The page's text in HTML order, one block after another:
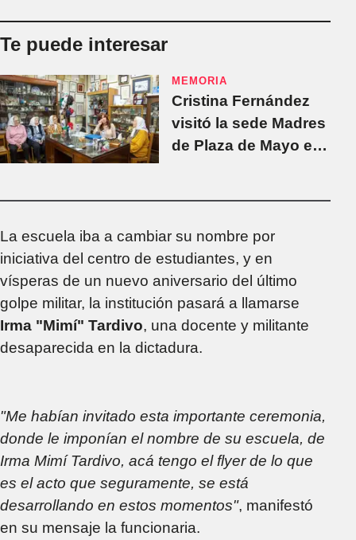
Te puede interesar
MEMORIA
Cristina Fernández
visitó la sede Madres
de Plaza de Mayo en
La escuela iba a cambiar su nombre por
iniciativa del centro de estudiantes, y en
vísperas de un nuevo aniversario del último
golpe militar, la institución pasará a llamarse
Irma "Mimí" Tardivo, una docente y militante
desaparecida en la dictadura.
"Me habían invitado esta importante ceremonia,
donde le imponían el nombre de su escuela, de
Irma Mimí Tardivo, acá tengo el flyer de lo que
es el acto que seguramente, se está
desarrollando en estos momentos", manifestó
en su mensaje la funcionaria.